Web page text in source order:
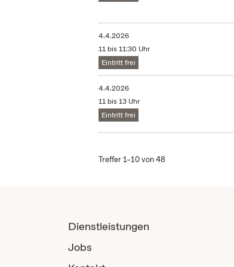
4.4.2026
11 bis 11:30 Uhr
Eintritt frei
4.4.2026
11 bis 13 Uhr
Eintritt frei
Treffer 1–10 von 48
Dienstleistungen
Jobs